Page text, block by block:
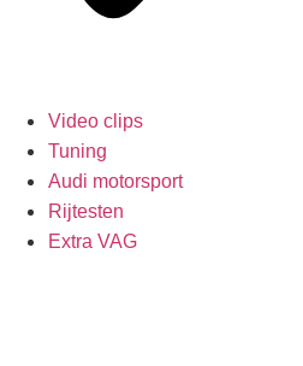
Video clips
Tuning
Audi motorsport
Rijtesten
Extra VAG